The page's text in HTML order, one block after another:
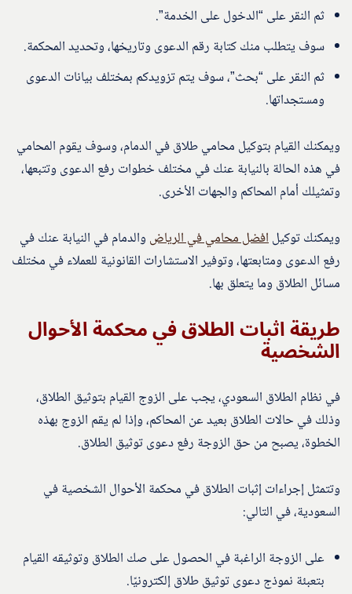
ثم النقر على “الدخول على الخدمة”.
سوف يتطلب منك كتابة رقم الدعوى وتاريخها، وتحديد المحكمة.
ثم النقر على “بحث”، سوف يتم تزويدكم بمختلف بيانات الدعوى
ومستجداتها.
ويمكنك القيام بتوكيل محامي طلاق في الدمام، وسوف يقوم المحامي
في هذه الحالة بالنيابة عنك في مختلف خطوات رفع الدعوى وتتبعها،
وتمثيلك أمام المحاكم والجهات الأخرى.
ويمكنك توكيلافضل محامي في الرياض والدمام في النيابة عنك في
رفع الدعوى ومتابعتها، وتوفير الاستشارات القانونية للعملاء في مختلف
مسائل الطلاق وما يتعلق بها.
طريقة اثبات الطلاق في محكمة الأحوال
الشخصية
في نظام الطلاق السعودي، يجب على الزوج القيام بتوثيق الطلاق،
وذلك في حالات الطلاق بعيد عن المحاكم، وإذا لم يقم الزوج بهذه
الخطوة، يصبح من حق الزوجة رفع دعوى توثيق الطلاق.
وتتمثل إجراءات إثبات الطلاق في محكمة الأحوال الشخصية في
السعودية، في التالي:
على الزوجة الراغبة في الحصول على صك الطلاق وتوثيقه القيام
بتعبئة نموذج دعوى توثيق طلاق إلكترونيًا.